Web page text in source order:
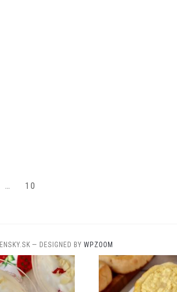
… 10
— DESIGNED BY WPZOOM